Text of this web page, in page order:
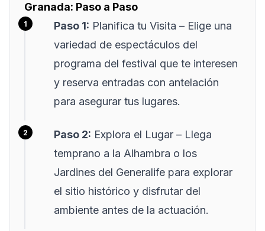
Granada: Paso a Paso
Paso 1: Planifica tu Visita – Elige una
variedad de espectáculos del
programa del festival que te interesen
y reserva entradas con antelación
para asegurar tus lugares.
Paso 2: Explora el Lugar – Llega
temprano a la Alhambra o los
Jardines del Generalife para explorar
el sitio histórico y disfrutar del
ambiente antes de la actuación.